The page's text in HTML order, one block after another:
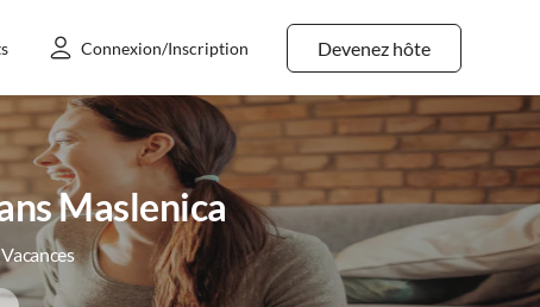
Devenez hôte
Connexion/Inscription
Maslenica